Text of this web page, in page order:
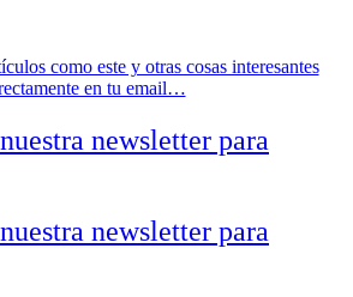
como este y otras cosas interesantes
en tu email…
newsletter para
newsletter para